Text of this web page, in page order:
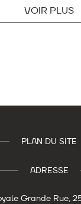
VOIR PLUS
PLAN DU SITE
ADRESSE
Grande Rue,